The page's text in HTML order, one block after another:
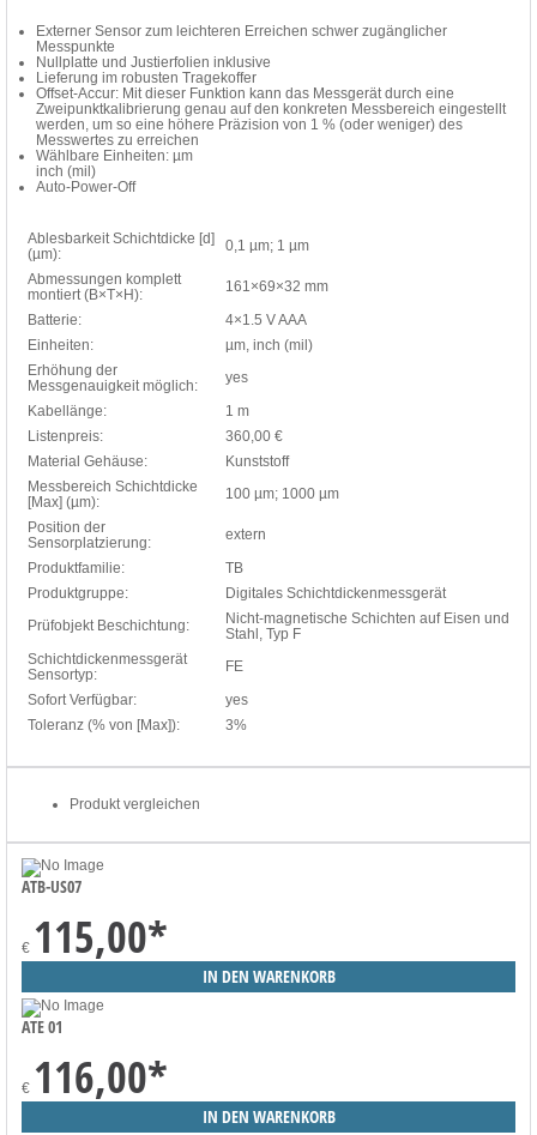
Externer Sensor zum leichteren Erreichen schwer zugänglicher
Messpunkte
Nullplatte und Justierfolien inklusive
Lieferung im robusten Tragekoffer
Offset-Accur: Mit dieser Funktion kann das Messgerät durch eine
Zweipunktkalibrierung genau auf den konkreten Messbereich eingestellt
werden, um so eine höhere Präzision von 1 % (oder weniger) des
Messwertes zu erreichen
Wählbare Einheiten: µm
inch (mil)
Auto-Power-Off
Ablesbarkeit Schichtdicke [d]
(µm):
0,1 µm; 1 µm
Abmessungen komplett
montiert (B×T×H):
161×69×32 mm
Batterie:
4×1.5 V AAA
Einheiten:
µm, inch (mil)
Erhöhung der
Messgenauigkeit möglich:
yes
Kabellänge:
1 m
Listenpreis:
360,00 €
Material Gehäuse:
Kunststoff
Messbereich Schichtdicke
[Max] (µm):
100 µm; 1000 µm
Position der
Sensorplatzierung:
extern
Produktfamilie:
TB
Produktgruppe:
Digitales Schichtdickenmessgerät
Prüfobjekt Beschichtung:
Nicht-magnetische Schichten auf Eisen und
Stahl, Typ F
Schichtdickenmessgerät
Sensortyp:
FE
Sofort Verfügbar:
yes
Toleranz (% von [Max]):
3%
Produkt vergleichen
ATB-US07
€ 115,00*
ATE 01
€ 116,00*